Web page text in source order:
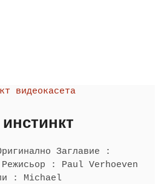
Заглавие :
: Paul Verhoeven
: Michael